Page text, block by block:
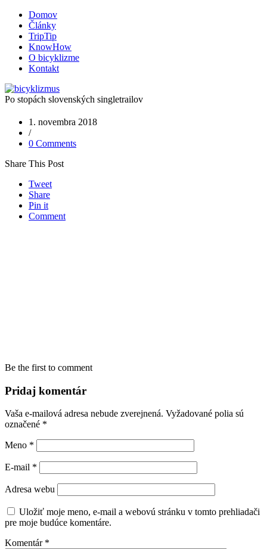
Domov
Články
TripTip
KnowHow
O bicyklizme
Kontakt
Po stopách slovenských singletrailov
1. novembra 2018
/
0 Comments
Share This Post
Tweet
Share
Pin it
Comment
Be the first to comment
Pridaj komentár
Vaša e-mailová adresa nebude zverejnená. Vyžadované polia sú
označené *
Meno *
E-mail *
Adresa webu
Uložiť moje meno, e-mail a webovú stránku v tomto prehliadači
pre moje budúce komentáre.
Komentár *